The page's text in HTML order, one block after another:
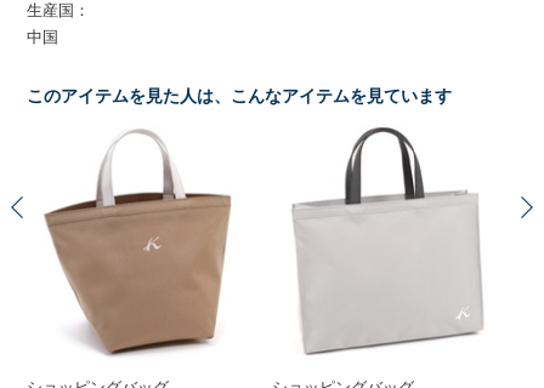
生産国：
中国
このアイテムを見た人は、こんなアイテムを見ています